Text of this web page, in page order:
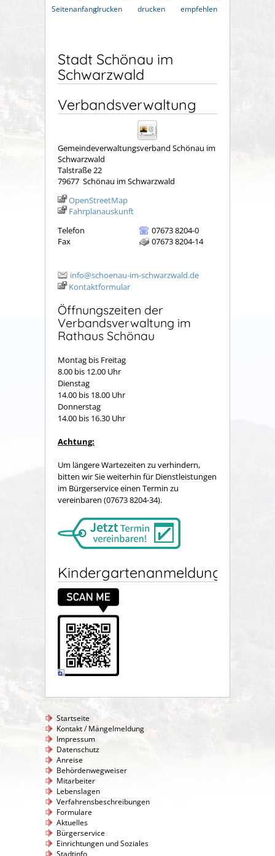
Seitenanfangdrucken
drucken
empfehlen
Stadt Schönau im
Schwarzwald
Verbandsverwaltung
Gemeindeverwaltungsverband Schönau im
Schwarzwald
Talstraße 22
79677 Schönau im Schwarzwald
OpenStreetMap
Fahrplanauskunft
Telefon
07673 8204-0
Fax
07673 8204-14
info@schoenau-im-schwarzwald.de
Kontaktformular
Öffnungszeiten der
Verbandsverwaltung im
Rathaus Schönau
Montag bis Freitag
8.00 bis 12.00 Uhr
Dienstag
14.00 bis 18.00 Uhr
Donnerstag
14.00 bis 16.30 Uhr
Achtung:
Um längere Wartezeiten zu verhindern,
bitten wir Sie weiterhin für Dienstleistungen
im Bürgerservice einen Termin zu
vereinbaren (07673 8204-34).
Kindergartenanmeldung
Startseite
Kontakt / Mängelmeldung
Impressum
Datenschutz
Anreise
Behördenwegweiser
Mitarbeiter
Lebenslagen
Verfahrensbeschreibungen
Formulare
Aktuelles
Bürgerservice
Einrichtungen und Soziales